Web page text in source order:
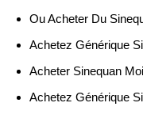
Ou Acheter Du
Achetez Générique
Acheter Sinequan
Achetez Générique